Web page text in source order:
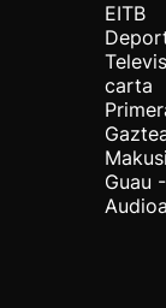
EITB
carta
Makusi
Guau
Audioa